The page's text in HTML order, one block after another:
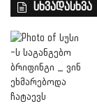
სხვადასხვა